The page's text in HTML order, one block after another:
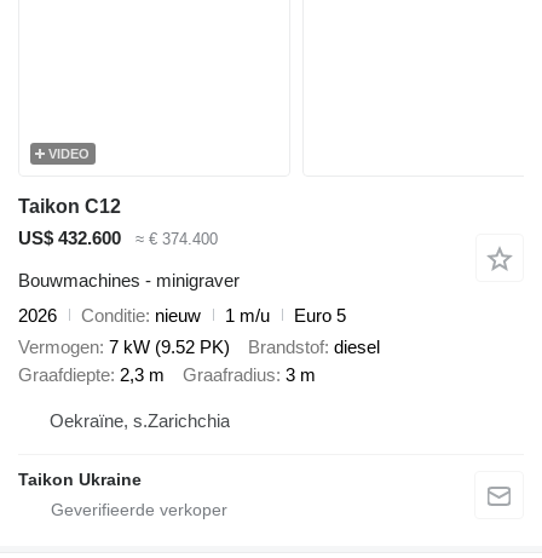
VIDEO
Taikon C12
US$ 432.600
≈ € 374.400
Bouwmachines - minigraver
2026
Conditie nieuw 1 m/u
Euro 5
Vermogen 7 kW (9.52 PK) Brandstof diesel
Graafdiepte 2,3 m Graafradius 3 m
Oekraïne, s.Zarichchia
Taikon Ukraine